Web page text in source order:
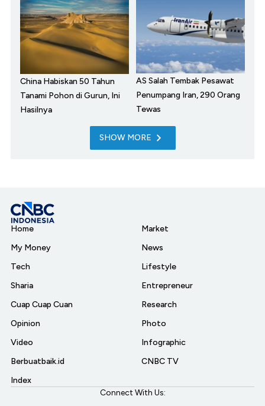
China Habiskan 50 Tahun
Tanami Pohon di Gurun, Ini
Hasilnya
AS Salah Tembak Pesawat
Penumpang Iran, 290 Orang
Tewas
SHOW MORE
Home
My Money
Tech
Sharia
Cuap Cuap Cuan
Opinion
Video
Berbuatbaik.id
Index
Market
News
Lifestyle
Entrepreneur
Research
Photo
Infographic
CNBC TV
Connect With Us: